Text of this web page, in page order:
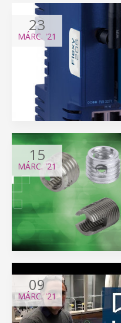
23
MÁRC. '21
15
MÁRC. '21
09
MÁRC.'21